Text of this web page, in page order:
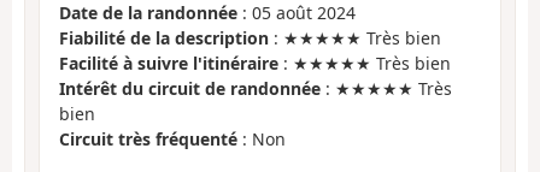
Date de la randonnée : 05 août 2024
Fiabilité de la description : ★★★★★ Très bien
Facilité à suivre l'itinéraire : ★★★★★ Très bien
Intérêt du circuit de randonnée : ★★★★★ Très
bien
Circuit très fréquenté : Non